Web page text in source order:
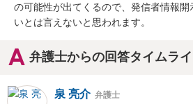
の可能性が出てくるので、発信者情報
いとは言えないと思われます。
弁護士からの回答タイムラ
泉 亮介 弁護士